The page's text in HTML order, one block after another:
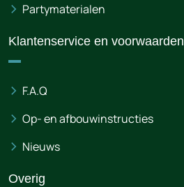
Partymaterialen
Klantenservice en voorwaarden
F.A.Q
Op- en afbouwinstructies
Nieuws
Overig